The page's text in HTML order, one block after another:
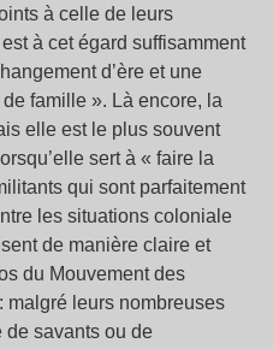
à celle de leurs
à cet égard suffisamment
d’ère et une
famille ». Là encore, la
elle est le plus souvent
sert à « faire la
qui sont parfaitement
les situations coloniale
de manière claire et
du Mouvement des
malgré leurs nombreuses
de savants ou de